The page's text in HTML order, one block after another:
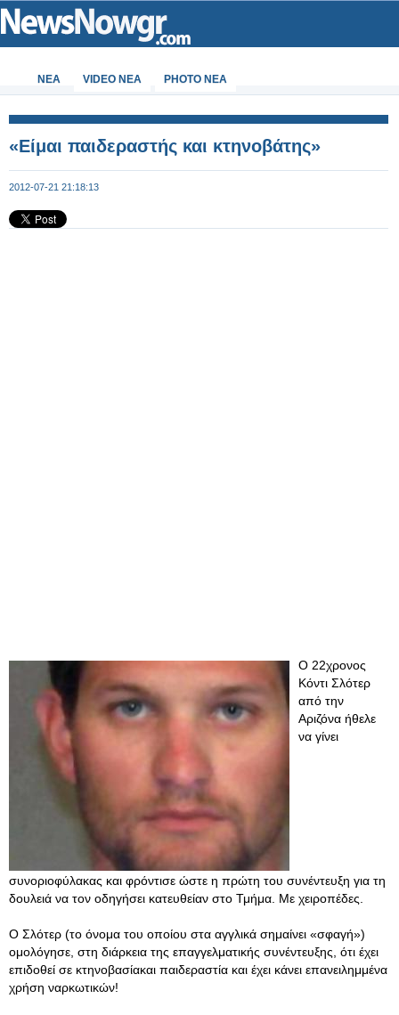
ΝΕΑ VIDEO NEA PHOTO NEA
«Είμαι παιδεραστής και κτηνοβάτης»
2012-07-21 21:18:13
O 22χρονος
Κόντι Σλότερ
από την
Αριζόνα ήθελε
να γίνει
συνοριοφύλακας και φρόντισε ώστε η πρώτη του συνέντευξη για τη
δουλειά να τον οδηγήσει κατευθείαν στο Τμήμα. Με χειροπέδες.
Ο Σλότερ (το όνομα του οποίου στα αγγλικά σημαίνει «σφαγή»)
ομολόγησε, στη διάρκεια της επαγγελματικής συνέντευξης, ότι έχει
επιδοθεί σε κτηνοβασίακαι παιδεραστία και έχει κάνει επανειλημμένα
χρήση ναρκωτικών!